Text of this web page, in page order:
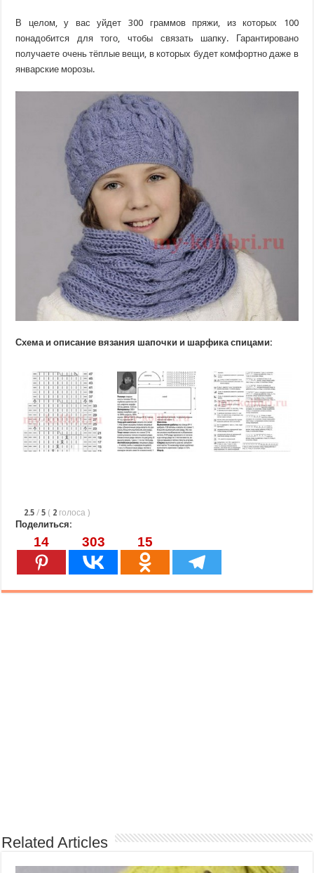
В целом, у вас уйдет 300 граммов пряжи, из которых 100
понадобится для того, чтобы связать шапку. Гарантировано
получаете очень тёплые вещи, в которых будет комфортно даже в
январские морозы.
Схема и описание вязания шапочки и шарфика спицами:
2.5 / 5 ( 2 голоса)
Поделиться:
14 303 15
Related Articles